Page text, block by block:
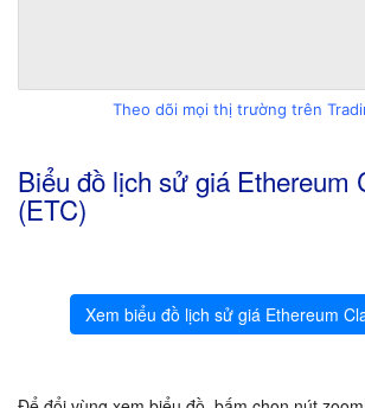
Theo dõi mọi thị trường trên
Biểu đồ lịch sử giá Ethereum
(ETC)
Xem biểu đồ lịch sử giá Ethereum